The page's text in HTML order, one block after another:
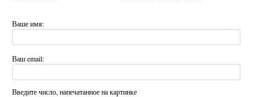
Ваше имя:
Ваш email:
Введите число, напечатанное на картинке